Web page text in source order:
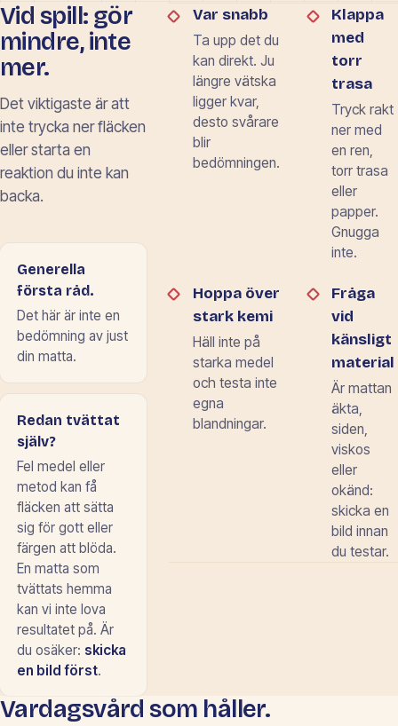
Vid spill: gör
mindre, inte
mer.
Det viktigaste är att
inte trycka ner fläcken
eller starta en
reaktion du inte kan
backa.
Generella
första råd.
Det här är inte en
bedömning av just
din matta.
Redan tvättat
själv?
Fel medel eller
metod kan få
fläcken att sätta
sig för gott eller
färgen att blöda.
En matta som
tvättats hemma
kan vi inte lova
resultatet på. Är
du osäker: skicka
en bild först.
Var snabb
Ta upp det du
kan direkt. Ju
längre vätska
ligger kvar,
desto svårare
blir
bedömningen.
Klappa
med
torr
trasa
Tryck rakt
ner med
en ren,
torr trasa
eller
papper.
Gnugga
inte.
Hoppa över
stark kemi
Häll inte på
starka medel
och testa inte
egna
blandningar.
Fråga
vid
känsligt
material
Är mattan
äkta,
siden,
viskos
eller
okänd:
skicka en
bild innan
du testar.
Vardagsvård som håller.